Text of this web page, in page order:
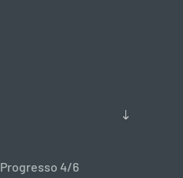
Progresso 4/6